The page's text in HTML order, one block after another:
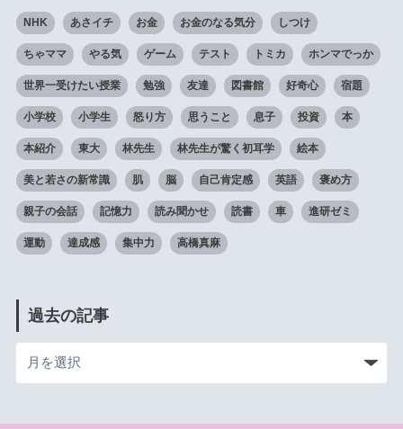
NHK あさイチ お金 お金のなる気分 しつけ
ちゃママ やる気 ゲーム テスト トミカ ホンマでっか
世界一受けたい授業 勉強 友達 図書館 好奇心 宿題
小学校 小学生 怒り方 思うこと 息子 投資 本
本紹介 東大 林先生 林先生が驚く初耳学 絵本
美と若さの新常識 肌 脳 自己肯定感 英語 褒め方
親子の会話 記憶力 読み聞かせ 読書 車 進研ゼミ
運動 達成感 集中力 高橋真麻
過去の記事